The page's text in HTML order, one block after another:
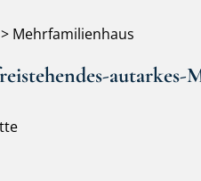
Mehrfamilienhaus
autarkes-